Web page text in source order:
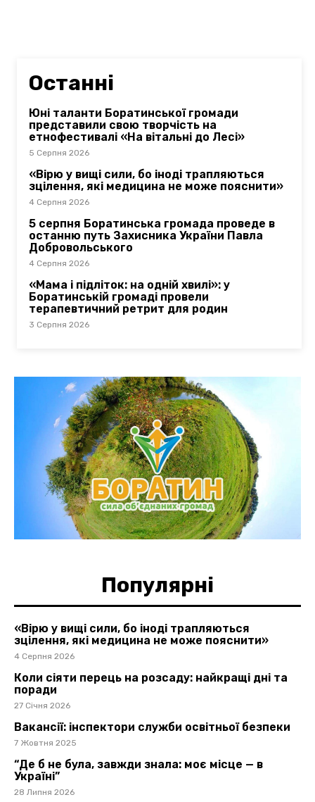
Останні
Юні таланти Боратинської громади
представили свою творчість на
етнофестивалі «На вітальні до Лесі»
5 Серпня 2026
«Вірю у вищі сили, бо іноді трапляються
зцілення, які медицина не може пояснити»
4 Серпня 2026
5 серпня Боратинська громада проведе в
останню путь Захисника України Павла
Добровольського
4 Серпня 2026
«Мама і підліток: на одній хвилі»: у
Боратинській громаді провели
терапевтичний ретрит для родин
3 Серпня 2026
Популярні
«Вірю у вищі сили, бо іноді трапляються
зцілення, які медицина не може пояснити»
4 Серпня 2026
Коли сіяти перець на розсаду: найкращі дні та
поради
27 Січня 2026
Вакансії: інспектори служби освітньої безпеки
7 Жовтня 2025
“Де б не була, завжди знала: моє місце — в
Україні”
28 Липня 2026